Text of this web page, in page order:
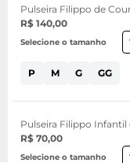
Pulseira Filippo de
R$ 140,00
Selecione o tamanho
P M G GG
Pulseira Filippo
R$ 70,00
Selecione o tamanho